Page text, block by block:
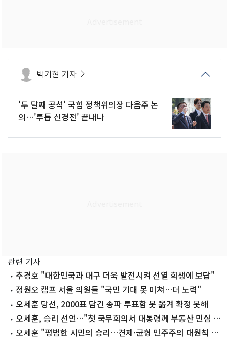
박기현 기자
'두 달째 공석' 국힘 정책위의장 다음주 논
의…'투톱 신경전' 끝내나
관련 기사
추경호 "대한민국과 대구 더욱 발전시켜 선열 희생에 보답"
정원오 캠프 서울 의원들 "국민 기대 못 미쳐…더 노력"
오세훈 당선, 2000표 담긴 송파 투표함 못 옮겨 확정 못해
오세훈, 승리 선언…"첫 국무회의서 대통령께 부동산 민심 전
할 것"(종합)
오세훈 "평범한 시민의 승리…견제·균형 민주주의 대원칙 세